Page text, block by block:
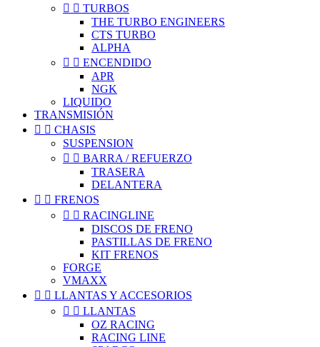
  TURBOS
THE TURBO ENGINEERS
CTS TURBO
ALPHA
  ENCENDIDO
APR
NGK
LIQUIDO
TRANSMISIÓN
  CHASIS
SUSPENSION
  BARRA / REFUERZO
TRASERA
DELANTERA
  FRENOS
  RACINGLINE
DISCOS DE FRENO
PASTILLAS DE FRENO
KIT FRENOS
FORGE
VMAXX
  LLANTAS Y ACCESORIOS
  LLANTAS
OZ RACING
RACING LINE